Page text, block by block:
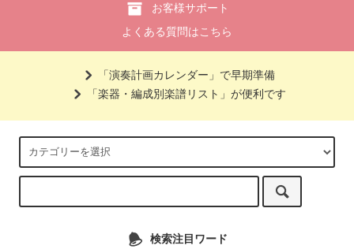
お客様サポート
よくある質問はこちら
「演奏計画カレンダー」で早期準備
「楽器・編成別楽譜リスト」が便利です
検索注目ワード